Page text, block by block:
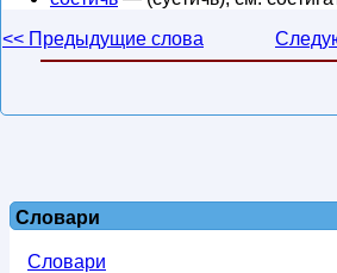
<< Предыдущие слова
Словари
Словари